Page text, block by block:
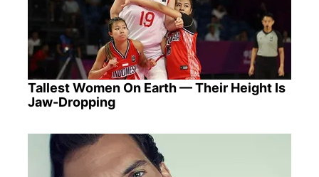
Tallest Women On Earth — Their Height Is
Jaw-Dropping